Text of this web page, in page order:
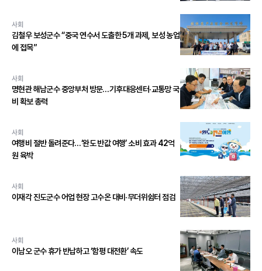
사회
김철우 보성군수 “중국 연수서 도출한 5개 과제, 보성 농업
에 접목”
사회
명현관 해남군수 중앙부처 방문…기후대응센터·교통망 국
비 확보 총력
사회
여행비 절반 돌려준다…‘완도 반값 여행’ 소비 효과 42억
원 육박
사회
이재각 진도군수 어업 현장 고수온 대비·무더위쉼터 점검
사회
이남오 군수 휴가 반납하고 ‘함평 대전환’ 속도